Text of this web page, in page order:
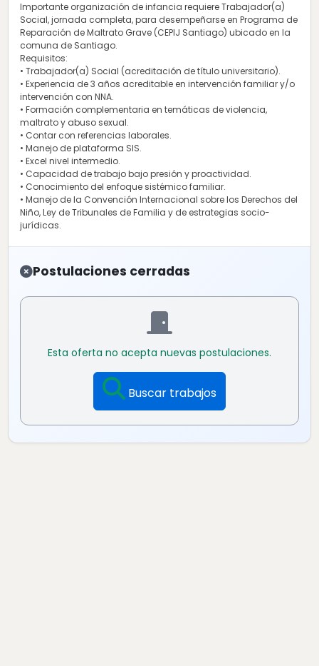
Importante organización de infancia requiere Trabajador(a)
Social, jornada completa, para desempeñarse en Programa de
Reparación de Maltrato Grave (CEPIJ Santiago) ubicado en la
comuna de Santiago.
Requisitos:
• Trabajador(a) Social (acreditación de título universitario).
• Experiencia de 3 años acreditable en intervención familiar y/o
intervención con NNA.
• Formación complementaria en temáticas de violencia,
maltrato y abuso sexual.
• Contar con referencias laborales.
• Manejo de plataforma SIS.
• Excel nivel intermedio.
• Capacidad de trabajo bajo presión y proactividad.
• Conocimiento del enfoque sistémico familiar.
• Manejo de la Convención Internacional sobre los Derechos del
Niño, Ley de Tribunales de Familia y de estrategias socio-
jurídicas.
Postulaciones cerradas
Esta oferta no acepta nuevas postulaciones.
Buscar trabajos